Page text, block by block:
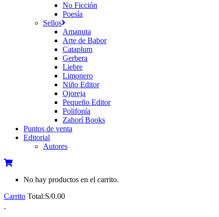
No Ficción
Poesía
Sellos
Amanuta
Arte de Babor
Cataplum
Gerbera
Liebre
Limonero
Niño Editor
Ojoreja
Pequeño Editor
Polifonía
Zahorí Books
Puntos de venta
Editorial
Autores
No hay productos en el carrito.
Carrito Total:S/0.00